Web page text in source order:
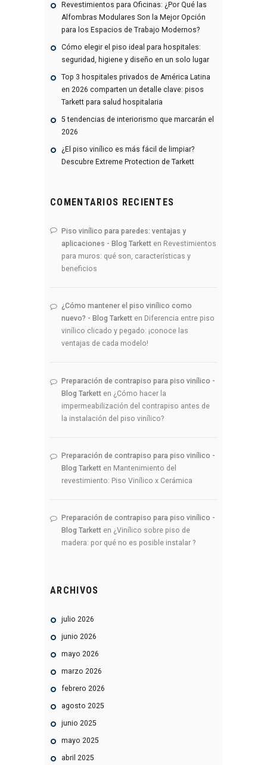
Revestimientos para Oficinas: ¿Por Qué las
Alfombras Modulares Son la Mejor Opción
para los Espacios de Trabajo Modernos?
Cómo elegir el piso ideal para hospitales:
seguridad, higiene y diseño en un solo lugar
Top 3 hospitales privados de América Latina
en 2026 comparten un detalle clave: pisos
Tarkett para salud hospitalaria
5 tendencias de interiorismo que marcarán el
2026
¿El piso vinílico es más fácil de limpiar?
Descubre Extreme Protection de Tarkett
COMENTARIOS RECIENTES
Piso vinílico para paredes: ventajas y
aplicaciones - Blog Tarkett en Revestimientos
para muros: qué son, características y
beneficios
¿Cómo mantener el piso vinílico como
nuevo? - Blog Tarkett en Diferencia entre piso
vinílico clicado y pegado: ¡conoce las
ventajas de cada modelo!
Preparación de contrapiso para piso vinílico -
Blog Tarkett en ¿Cómo hacer la
impermeabilización del contrapiso antes de
la instalación del piso vinílico?
Preparación de contrapiso para piso vinílico -
Blog Tarkett en Mantenimiento del
revestimiento: Piso Vinílico x Cerámica
Preparación de contrapiso para piso vinílico -
Blog Tarkett en ¿Vinílico sobre piso de
madera: por qué no es posible instalar ?
ARCHIVOS
julio2026
junio2026
mayo2026
marzo2026
febrero2026
agosto2025
junio2025
mayo2025
abril2025